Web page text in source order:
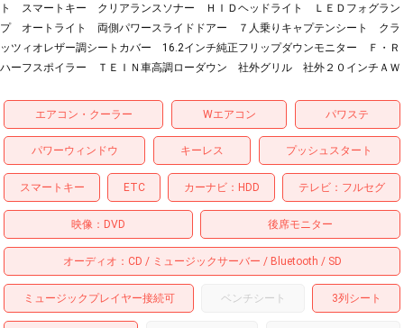
ト スマートキー クリアランスソナー ＨＩＤヘッドライト ＬＥＤフォグラン
プ オートライト 両側パワースライドドアー ７人乗りキャプテンシート クラ
ッツィオレザー調シートカバー 16.2インチ純正フリップダウンモニター Ｆ・Ｒ
ハーフスポイラー ＴＥＩＮ車高調ローダウン 社外グリル 社外２０インチＡＷ
エアコン・クーラー Wエアコン パワステ
パワーウィンドウ キーレス プッシュスタート
スマートキー ETC カーナビ HDD テレビ フルセグ
映像 DVD 後席モニター
オーディオ CD ミュージックサーバー Bluetooth SD
ミュージックプレイヤー接続可 ベンチシート 3列シート